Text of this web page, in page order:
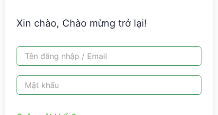
Xin chào, Chào mừng trở lại!